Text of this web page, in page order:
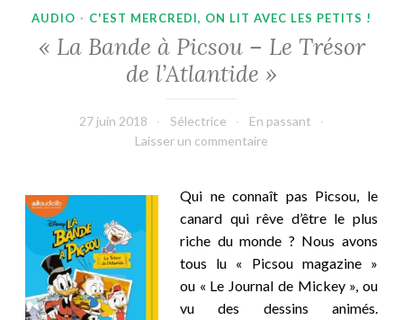
AUDIO · C'EST MERCREDI, ON LIT AVEC LES PETITS !
« La Bande à Picsou – Le Trésor
de l’Atlantide »
27 juin 2018 Sélectrice
En passant
Laisser un commentaire
Qui ne connaît pas Picsou, le
canard qui rêve d’être le plus
riche du monde ? Nous avons
tous lu « Picsou magazine »
ou « Le Journal de Mickey », ou
vu des dessins animés.